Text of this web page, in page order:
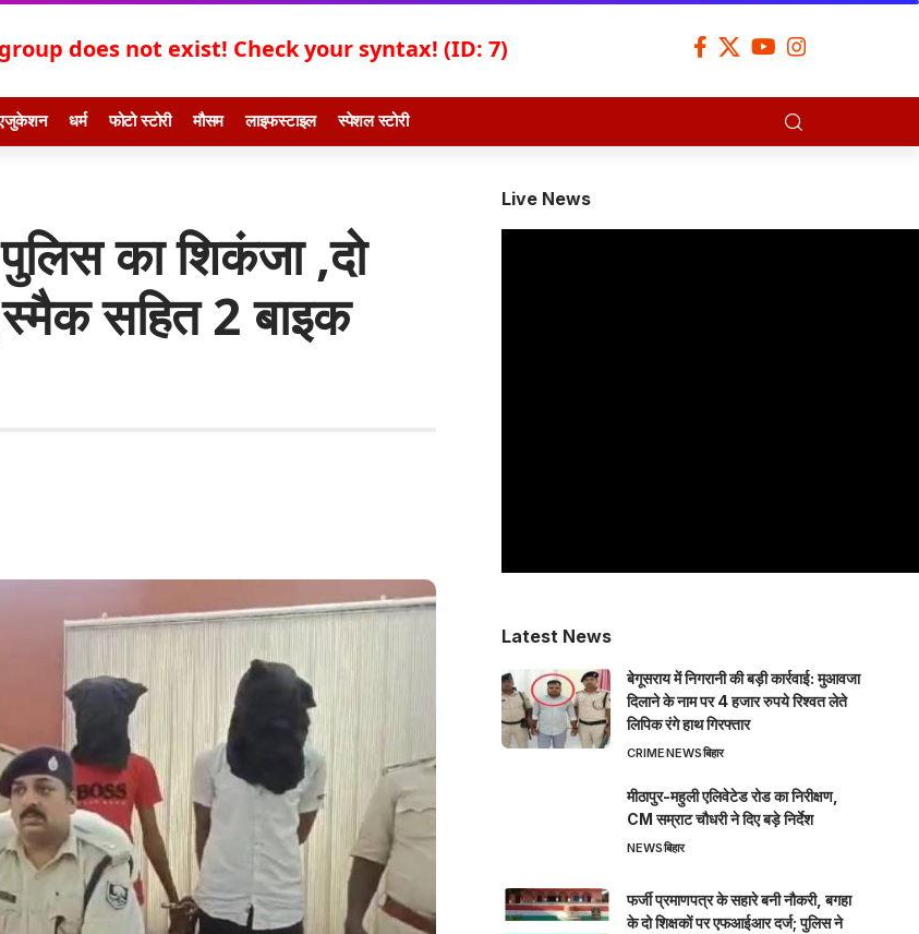
does not exist! Check your syntax! (ID: 7)
धर्म फोटो स्टोरी मौसम लाइफस्टाइल स्पेशल स्टोरी
का शिकंजा ,दो
सहित 2 बाइक
Live News
Latest News
बेगूसराय में निगरानी की बड़ी कार्रवाई: मुआवजा
दिलाने के नाम पर 4 हजार रुपये रिश्वत लेते
लिपिक रंगे हाथ गिरफ्तार
CRIMENEWSबिहार
मीठापुर-महुली एलिवेटेड रोड का निरीक्षण,
CM सम्राट चौधरी ने दिए बड़े निर्देश
NEWSबिहार
फर्जी प्रमाणपत्र के सहारे बनी नौकरी, बगहा
के दो शिक्षकों पर एफआईआर दर्ज; पुलिस ने